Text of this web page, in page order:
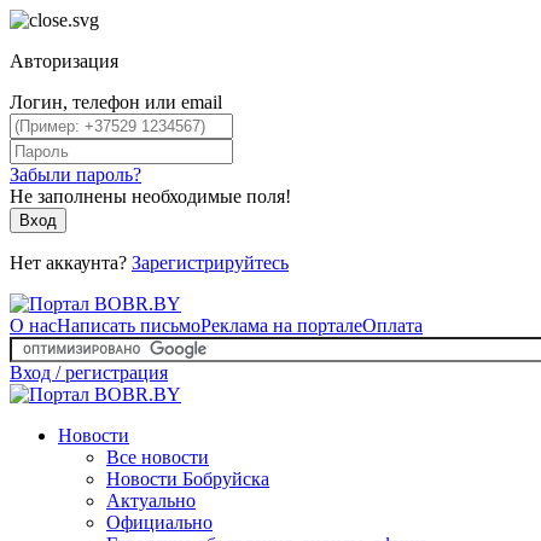
Авторизация
Логин, телефон или email
Забыли пароль?
Не заполнены необходимые поля!
Вход
Нет аккаунта? Зарегистрируйтесь
О насНаписать письмоРеклама на порталеОплата
Вход / регистрация
Новости
Все новости
Новости Бобруйска
Актуально
Официально